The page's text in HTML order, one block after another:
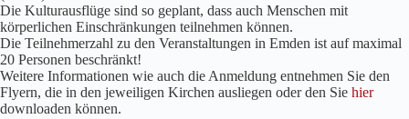
Die Kulturausflüge sind so geplant, dass auch Menschen mit
körperlichen Einschränkungen teilnehmen können.
Die Teilnehmerzahl zu den Veranstaltungen in Emden ist auf maximal
20 Personen beschränkt!
Weitere Informationen wie auch die Anmeldung entnehmen Sie den
Flyern, die in den jeweiligen Kirchen ausliegen oder den Sie hier
downloaden können.